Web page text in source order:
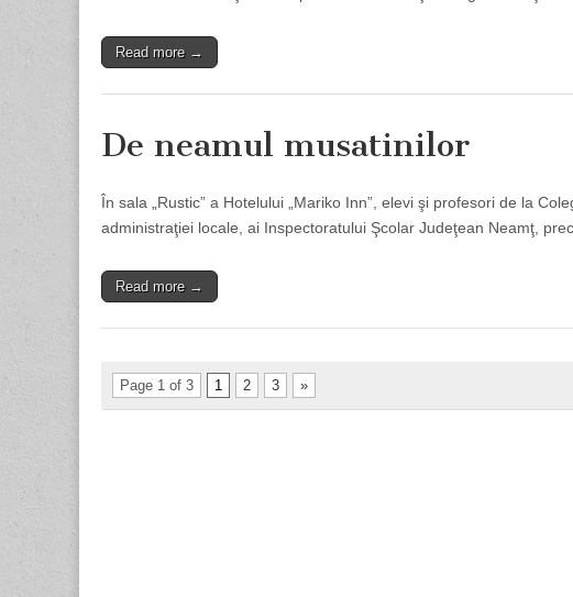
Read more →
De neamul musatinilor
În sala „Rustic” a Hotelului „Mariko Inn”, elevi şi profesori de la
administraţiei locale, ai Inspectoratului Şcolar Judeţean Neamţ,
Read more →
Page 1 of 3 1 2 3 »